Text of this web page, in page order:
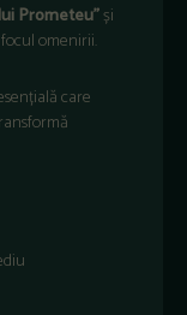
Prometeu”și
omenirii.
care